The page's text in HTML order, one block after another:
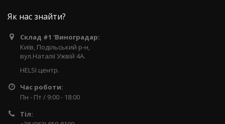
Як нас знайти?
Склад #1 'Виноградар:
Київ, Подільський р-н,
вул.Наталії Ужвій 4А.
HELSI центр.
Час роботи:
Пн - Пт / 9:00 - 18:00
Тіл: